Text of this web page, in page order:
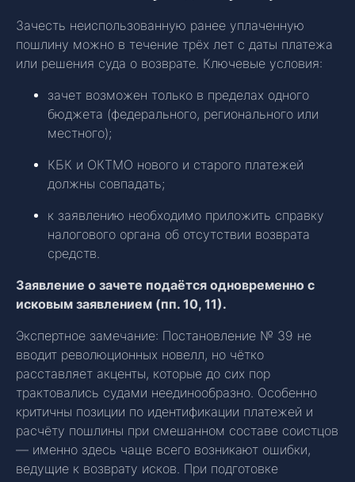
Зачесть неиспользованную ранее уплаченную
пошлину можно в течение трёх лет с даты платежа
или решения суда о возврате. Ключевые условия:
зачет возможен только в пределах одного
бюджета (федерального, регионального или
местного);
КБК и ОКТМО нового и старого платежей
должны совпадать;
к заявлению необходимо приложить справку
налогового органа об отсутствии возврата
средств.
Заявление о зачете подаётся одновременно с
исковым заявлением (пп. 10, 11).
Экспертное замечание: Постановление № 39 не
вводит революционных новелл, но чётко
расставляет акценты, которые до сих пор
трактовались судами неединообразно. Особенно
критичны позиции по идентификации платежей и
расчёту пошлины при смешанном составе соистцов
— именно здесь чаще всего возникают ошибки,
ведущие к возврату исков. При подготовке